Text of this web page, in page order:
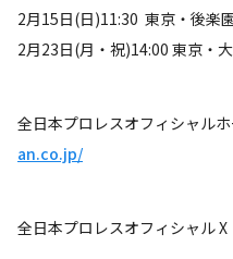
2月15日(日)11:30 東京・後楽
2月23日(月・祝)14:00 東京・
全日本プロレスオフィシャル
an.co.jp/
全日本プロレスオフィシャル X